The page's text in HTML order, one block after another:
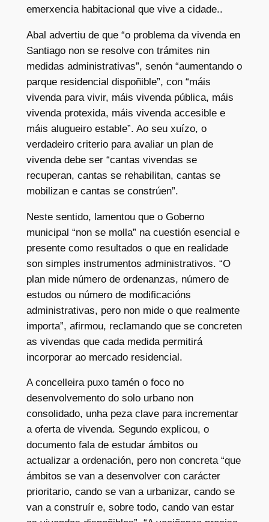
emerxencia habitacional que vive a cidade..
Abal advertiu de que “o problema da vivenda en
Santiago non se resolve con trámites nin
medidas administrativas”, senón “aumentando o
parque residencial dispoñible”, con “máis
vivenda para vivir, máis vivenda pública, máis
vivenda protexida, máis vivenda accesible e
máis alugueiro estable”. Ao seu xuízo, o
verdadeiro criterio para avaliar un plan de
vivenda debe ser “cantas vivendas se
recuperan, cantas se rehabilitan, cantas se
mobilizan e cantas se constrúen”.
Neste sentido, lamentou que o Goberno
municipal “non se molla” na cuestión esencial e
presente como resultados o que en realidade
son simples instrumentos administrativos. “O
plan mide número de ordenanzas, número de
estudos ou número de modificacións
administrativas, pero non mide o que realmente
importa”, afirmou, reclamando que se concreten
as vivendas que cada medida permitirá
incorporar ao mercado residencial.
A concelleira puxo tamén o foco no
desenvolvemento do solo urbano non
consolidado, unha peza clave para incrementar
a oferta de vivenda. Segundo explicou, o
documento fala de estudar ámbitos ou
actualizar a ordenación, pero non concreta “que
ámbitos se van a desenvolver con carácter
prioritario, cando se van a urbanizar, cando se
van a construír e, sobre todo, cando van estar